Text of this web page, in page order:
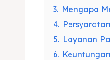
3. Mengapa
4.
5. Layanan
6.